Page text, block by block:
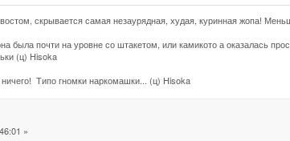
скрывается самая незаурядная, худая, куринная жопа!
была почти на уровне со штакетом, или камикото а оказалась
(ц) Hisoka
Типо гномки наркомашки... (ц) Hisoka
»